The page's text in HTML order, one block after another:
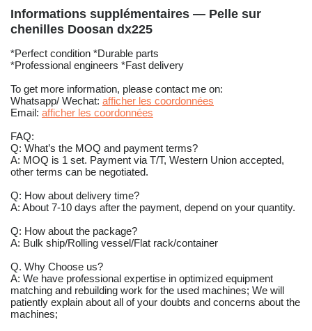
Informations supplémentaires — Pelle sur
chenilles Doosan dx225
*Perfect condition *Durable parts
*Professional engineers *Fast delivery
To get more information, please contact me on:
Whatsapp/ Wechat: afficher les coordonnées
Email: afficher les coordonnées
FAQ:
Q: What’s the MOQ and payment terms?
A: MOQ is 1 set. Payment via T/T, Western Union accepted,
other terms can be negotiated.
Q: How about delivery time?
A: About 7-10 days after the payment, depend on your quantity.
Q: How about the package?
A: Bulk ship/Rolling vessel/Flat rack/container
Q. Why Choose us?
A: We have professional expertise in optimized equipment
matching and rebuilding work for the used machines; We will
patiently explain about all of your doubts and concerns about the
machines;